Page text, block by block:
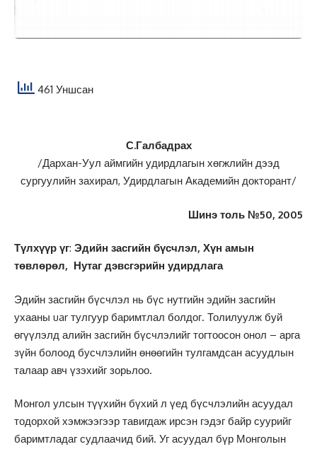
461 Уншсан
С.Галбадрах
/Дархан-Уул аймгийн удирдлагын хөгжлийн дээд
сургуулийн захирал, Удирдлагын Академийн докторант/
Шинэ толь №50, 2005
Түлхүүр үг: Эдийн засгийн бүсчлэл, Хүн амын
төвлөрөл, Нутаг дэвсгэрийн удирдлага
Эдийн засгийн бүсчлэл нь бүс нутгийн эдийн засгийн
ухааны uar тулгуур баримтлал болдог. Толилуулж буй
өгүүлэлд алийн засгийн бүсчлэлийг тогтоосон онол – арга
зүйн болоод бусчлэлийн өнөөгийн тулгамдсан асуудлын
талаар авч үзэхийг зорьлоо.
Монгол улсын түүхийн бүхий л үед бүсчлэлийн асуудал
тодорхой хэмжээгээр тавигдаж ирсэн гэдэг байр суурийг
баримтладаг судлаачид бий. Уг асуудал бүр Монголын